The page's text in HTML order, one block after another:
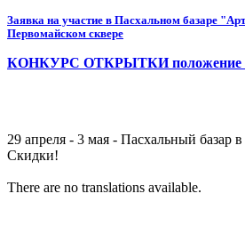
Заявка на участие в Пасхальном базаре
Первомайском сквере
КОНКУРС ОТКРЫТКИ положение
29 апреля - 3 мая - Пасхальный
Скидки!
There are no translations available.